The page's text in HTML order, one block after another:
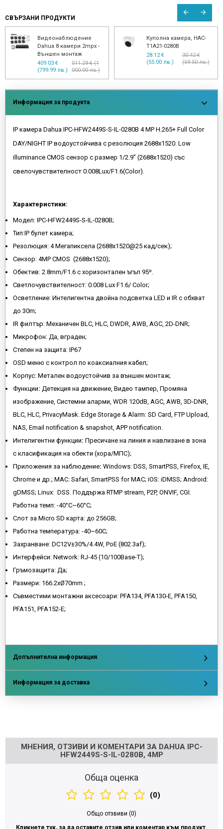
СВЪРЗАНИ ПРОДУКТИ
Видеонаблюдение
Dahua 8 камери 2mpx -
Външен монтаж
409.03 €
(799.99 лв.)
511.29 € (1
000.00 лв.)
Куполна камера, HAC-
T1A21-0280B
28.12 €
(55.00 лв.)
30.42 €
(59.50 лв.)
Информация за продукта
IP камера Dahua IPC-HFW2449S-S-IL-0280B 4 MP H.265+ Full Color
DAY/NIGHT IP водоустойчива с резолюция 2688x1520. Low
illuminance CMOS сензор с размер 1/2.9” (2688x1520) със
свелочувствителност 0.008Lux/F1.6(Color).
Характеристики:
Модел: IPC-HFW2449S-S-IL-0280B;
Тип:IP булет камера;
Резолюция: 4 Мегапиксела (2688x1520@25 кад/сек);
Сензор: 4MP CMOS (2688x1520);
Обектив: 2.8mm/F1.6 с хоризонтален ъгъл 95º.
Светлочувствителност: 0.008 Lux F1.6/ Color;
Осветление: Интелигентнa двойна подсветка LED и IR с обхват
до 30m;
IR филтър: Механичен BLC, HLC, DWDR, AWB, AGC, 2D-DNR;
Микрофон: Да, вграден;
Степен на защита: IP67
OSD меню с контрол по коаксиалния кабел;
Корпус: Метален водоустойчив за външен монтаж;
Функции: Детекция на движение, Видео тампер, Промяна
изображение, Системни аларми, WDR 120dB, AGC, AWB, 3D-DNR,
BLC, HLC, PrivacyMask. Edge Storage & Alarm: SD Card, FTP Upload,
NAS, Email notification & snapshot, APP notification.
Интелигентни функции: Пресичане на линия и навлизане в зона
с класификация на обекти (хора/МПС);
Приложения за наблюдение: Windows: DSS, SmartPSS, Firefox, IE,
Chrome и др.; MAC: Safari, SmartPSS for MAC; iOS: iDMSS; Android:
gDMSS; Linux: DSS. Поддържа RTMP stream, P2P, ONVIF, CGI.
Работна темп: -40°C~60°C;
Слот за Micro SD карта: до 256GB;
Работна температура: -40~60C;
Захранване: DC12V±30%/4.4W, PoE (802.3af);
Интерфейси: Network: RJ-45 (10/100Base-T);
Гръмозащита: Да;
Размери: 166.2xØ70mm ;
Съвместими монтажни аксесоари: PFA134, PFA130-E, PFA150,
PFA151, PFA152-E;
Допълнителна информация
Информация за доставка
МНЕНИЯ, ОТЗИВИ И КОМЕНТАРИ ЗА DAHUA IPC-
HFW2449S-S-IL-0280B, 4MP
Обща оценка
(0)
Общо отзвиви (0)
Кликнете тук, за да оставите отзив или коментар към продукт.